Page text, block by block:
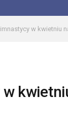
w kwietniu